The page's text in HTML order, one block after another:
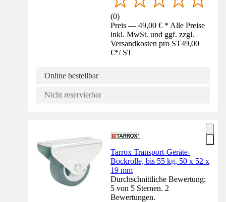
(0)
Preis — 49,00 € * Alle Preise
inkl. MwSt. und ggf. zzgl.
Versandkosten pro ST49,00
€*/ ST
Online bestellbar
Nicht reservierbar
Tarrox Transport-Geräte-
Bockrolle, bis 55 kg, 50 x 52 x
19 mm
Durchschnittliche Bewertung:
5 von 5 Sternen. 2
Bewertungen.